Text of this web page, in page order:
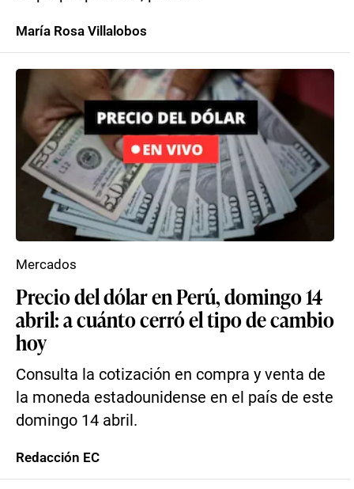
María Rosa Villalobos
Precio del dólar en Perú, domingo 14
abril: a cuánto cerró el tipo de cambio
hoy
Consulta la cotización en compra y venta de
la moneda estadounidense en el país de este
domingo 14 abril.
Mercados
Redacción EC